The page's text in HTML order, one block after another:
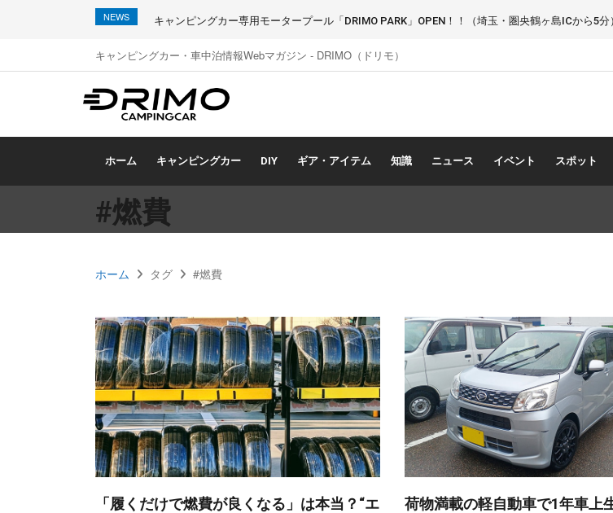
NEWS キャンピングカー専用モータープール「DRIMO PARK」OPEN！！（埼玉・圏央鶴ヶ島ICから5分
キャンピングカー・車中泊情報Webマガジン - DRIMO（ドリモ）
ホーム キャンピングカー DIY ギア・アイテム 知識 ニュース イベント スポット
#燃費
ホーム タグ #燃費
「履くだけで燃費が良くなる」は本当？“エ
荷物満載の軽自動車で1年車上